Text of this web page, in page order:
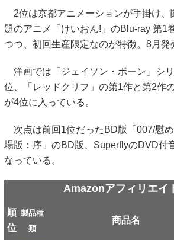
2位は京都アニメーションが手掛け、
題のアニメ「けいおん!」のBlu-ray 第1
つつ、初回生産限定なのが特徴。8月発
洋画では「ジェイソン・ボーン」シ
位、「レッドクリフ」の第1作と第2作
が4位に入っている。
次点は前回1位だったBD版「007/慰
場版：序」のBD版、SuperflyのDVD付
なっている。
Amazonアフィリエイ
順
位
製品種
類
商品名